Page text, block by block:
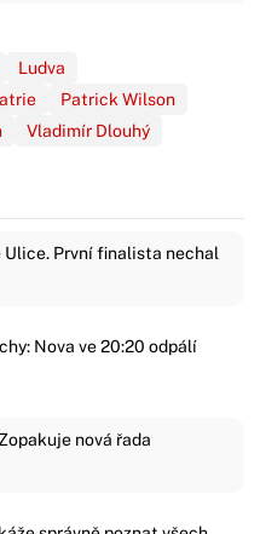
Ludva
Patrick Wilson
Vladimír Dlouhý
První finalista nechal
Nova ve 20:20 odpálí
nová řada